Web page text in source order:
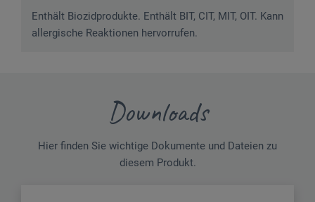
Enthält Biozidprodukte. Enthält BIT, CIT, MIT, OIT. Kann
allergische Reaktionen hervorrufen.
Downloads
Hier finden Sie wichtige Dokumente und Dateien zu
diesem Produkt.